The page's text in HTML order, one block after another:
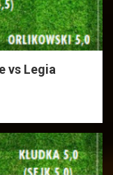
vs Legia